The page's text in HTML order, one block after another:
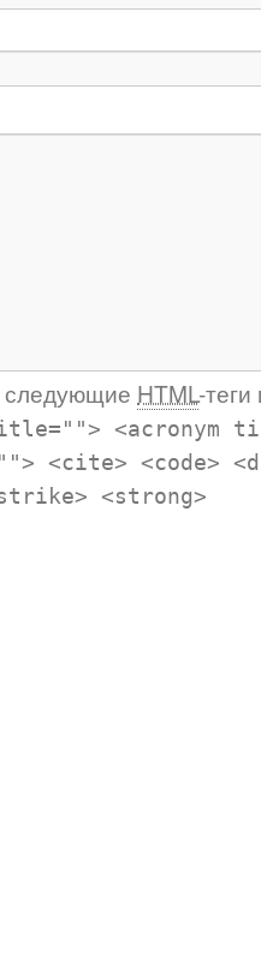
следующие HTML-
<acronym
<cite> <code>
<strong>